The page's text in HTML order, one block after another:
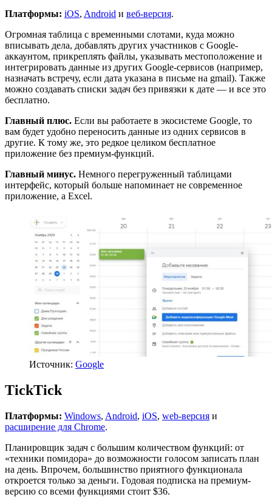
Платформы: iOS, Android и веб-версия.
Огромная таблица с временными слотами, куда можно
вписывать дела, добавлять других участников с Google-
аккаунтом, прикреплять файлы, указывать местоположение и
интегрировать данные из других Google-сервисов (например,
назначать встречу, если дата указана в письме на gmail). Также
можно создавать списки задач без привязки к дате — и все это
бесплатно.
Главный плюс. Если вы работаете в экосистеме Google, то
вам будет удобно переносить данные из одних сервисов в
другие. К тому же, это редкое целиком бесплатное
приложение без премиум-функций.
Главный минус. Немного перегруженный таблицами
интерфейс, который больше напоминает не современное
приложение, а Excel.
Источник: Google
TickTick
Платформы: Windows, Android, iOS, web-версия и
расширение для Chrome.
Планировщик задач с большим количеством функций: от
«техники помидора» до возможности голосом записать план
на день. Впрочем, большинство приятного функционала
откроется только за деньги. Годовая подписка на премиум-
версию со всеми функциями стоит $36.